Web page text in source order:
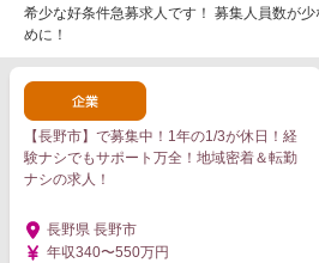
希少な好条件急募求人です！ 募集人員数が
めに！
【長野市】で募集中！1年の1/3が休日！経
験ナシでもサポート万全！地域密着＆転勤
ナシの求人！
長野県 長野市
年収340〜550万円